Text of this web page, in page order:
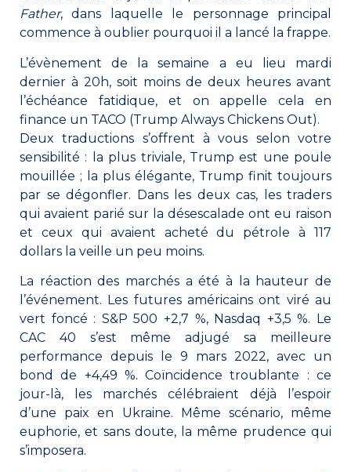
Father, dans laquelle le personnage principal
commence à oublier pourquoi il a lancé la frappe.
L’évènement de la semaine a eu lieu mardi
dernier à 20h, soit moins de deux heures avant
l’échéance fatidique, et on appelle cela en
finance un TACO (Trump Always Chickens Out).
Deux traductions s’offrent à vous selon votre
sensibilité : la plus triviale, Trump est une poule
mouillée ; la plus élégante, Trump finit toujours
par se dégonfler. Dans les deux cas, les traders
qui avaient parié sur la désescalade ont eu raison
et ceux qui avaient acheté du pétrole à 117
dollars la veille un peu moins.
La réaction des marchés a été à la hauteur de
l’événement. Les futures américains ont viré au
vert foncé : S&P 500 +2,7 %, Nasdaq +3,5 %. Le
CAC 40 s’est même adjugé sa meilleure
performance depuis le 9 mars 2022, avec un
bond de +4,49 %. Coïncidence troublante : ce
jour-là, les marchés célébraient déjà l’espoir
d’une paix en Ukraine. Même scénario, même
euphorie, et sans doute, la même prudence qui
s’imposera.